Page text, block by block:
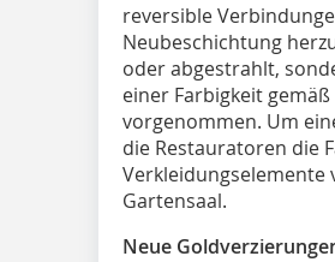
reversible
Neubeschichtung
oder abgestrahlt,
einer Farbigkeit
vorgenommen. Um
die Restauratoren die
Verkleidungselemente
Gartensaal.
Neue